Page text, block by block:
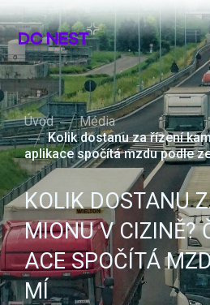
Úvod
Média
Kolik dostanu za řízení
aplikace spočítá mzdu podle
KOLIK DOSTANU
MIONU V CIZINĚ?
ACE SPOČÍTÁ
MÍ